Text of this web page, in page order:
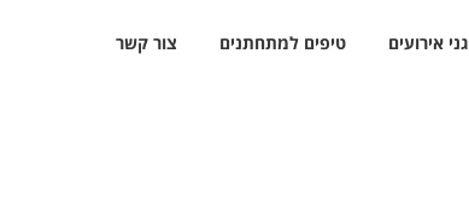
גני אירועים טיפים למתחתנים צור קשר